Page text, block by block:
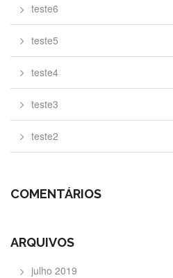
teste6
teste5
teste4
teste3
teste2
COMENTÁRIOS
ARQUIVOS
julho 2019